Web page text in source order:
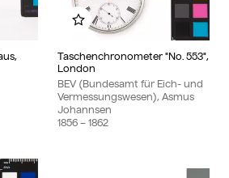
hinzufügen
Taschenchronometer "No. 553",
London
BEV (Bundesamt für Eich- und
Vermessungswesen), Asmus
Johannsen
1856 – 1862
Zu meinem Album